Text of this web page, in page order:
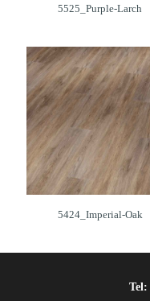
5525_Purple-Larch
5424_Imperial-Oak
Tel: